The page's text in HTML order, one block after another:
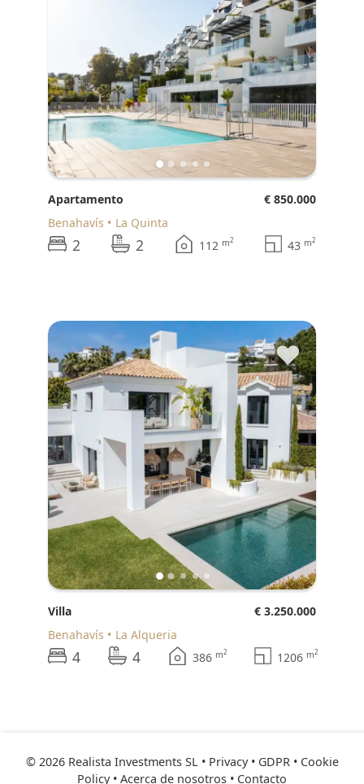
Apartamento
€ 850.000
Benahavís
La Quinta
2 2 112 m2 43 m2
♥
Villa
€ 3.250.000
Benahavís
La Alqueria
4 4 386 m2 1206 m2
© 2026 Realista Investments SL • Privacy • GDPR• Cookie
Policy• Acerca de nosotros • Contacto